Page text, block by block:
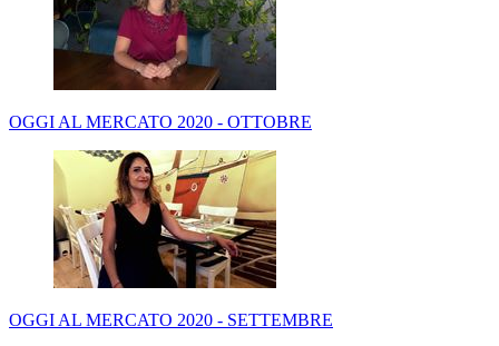
OGGI AL MERCATO 2020 - OTTOBRE
OGGI AL MERCATO 2020 - SETTEMBRE